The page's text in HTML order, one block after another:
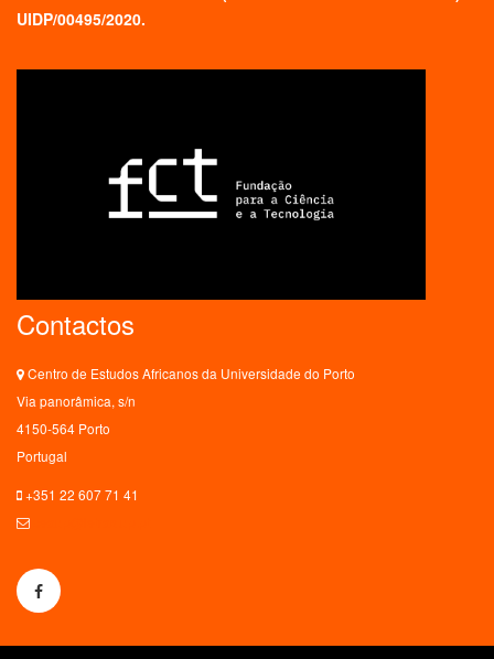
UIDP/00495/2020.
Contactos
Centro de Estudos Africanos da Universidade do Porto
Via panorâmica, s/n
4150-564 Porto
Portugal
+351 22 607 71 41